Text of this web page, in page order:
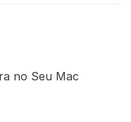
no Seu Mac